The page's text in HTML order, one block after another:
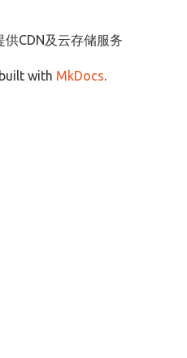
供CDN及云存储服务
with MkDocs.